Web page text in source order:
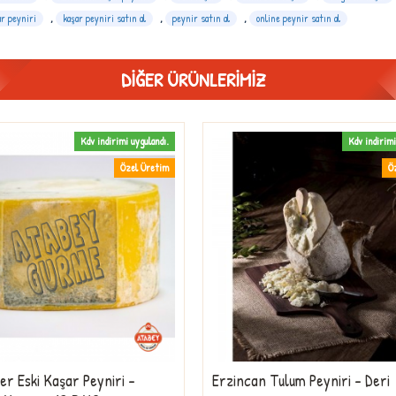
peyniri , kaşar peyniri satın al , peynir satın al , online peynir satın al
DIĞER ÜRÜNLERIMIZ
Özel Üretim
Kdv indirimi uygulandı.
Eski Kaşar Peyniri -
Kdv indirimi
Erzincan Tulum Peyniri - Deri